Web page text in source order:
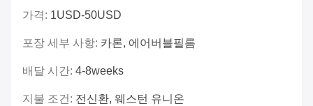
가격: 1USD-50USD
포장 세부 사항: 카론, 에어버블필름
배달 시간: 4-8weeks
지불 조건: 전신환, 웨스턴 유니온